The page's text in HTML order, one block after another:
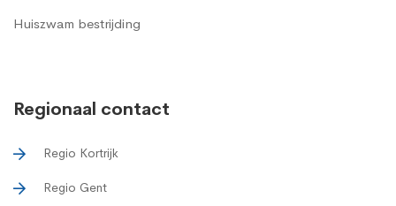
Huiszwam bestrijding
Regionaal contact
Regio Kortrijk
Regio Gent